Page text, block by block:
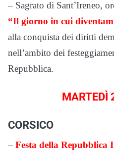
– Sagrato di Sant’Ireneo,
“Il giorno in cui
alla conquista dei diritti
nell’ambito dei
Repubblica.
MARTEDÌ
CORSICO
– Festa della Repubblica